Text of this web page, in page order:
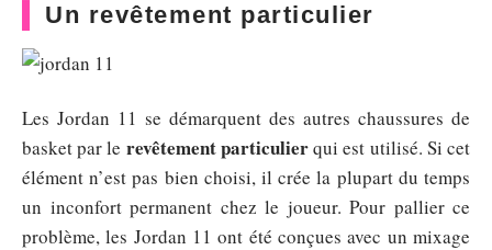
Un revêtement particulier
Les Jordan 11 se démarquent des autres chaussures de
basket par le revêtement particulierqui est utilisé. Si cet
élément n’est pas bien choisi, il crée la plupart du temps
un inconfort permanent chez le joueur. Pour pallier ce
problème, les Jordan 11 ont été conçues avec un mixage